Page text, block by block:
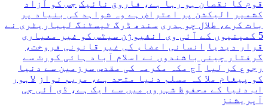
قوم کا نقصان ہو رہا ہے، فاروق نائیک جس کو آزاد
کشمیر الیکشن پر اعتراض ہے وہ شواہد کی بنیاد پر
بات کرے، طلال چوہدری سندھ ڈرگ ٹیسٹنگ لیباریٹری نے
5 کمپنیوں کے آئی وی انفیوژن سیٹس کو غیر معیاری
قرار دیدیا
انسانی اعضاء کی غیر قانونی فروخت،
گرفتار چینی باشندوں نے اسلام آباد ہائی کورٹ سے
رجوع کر لیا
آج مکہ مکرمہ کی مقدس سرزمین سے دنیا
کو پیغام ملا کہ مسلم دنیا متحد ہے، مریم نواز
لاہور
اب دنیا کے محفوظ شہروں میں سے ایک ہے، ڈی آئی جی
آپریشنز